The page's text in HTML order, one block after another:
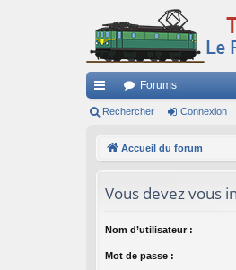
ac
Forums
Rechercher Connexion
Accueil du forum
Vous devez vous
Nom d’utilisateur :
Mot de passe :